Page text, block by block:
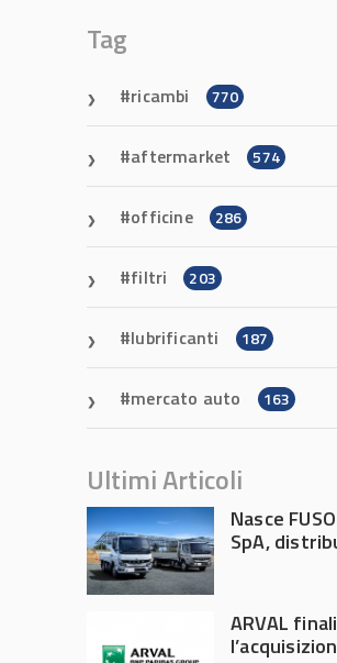
Tag
ricambi 770
aftermarket 574
officine 286
filtri 203
lubrificanti 187
mercato auto 163
Ultimi Articoli
Nasce
SpA,
ARVAL